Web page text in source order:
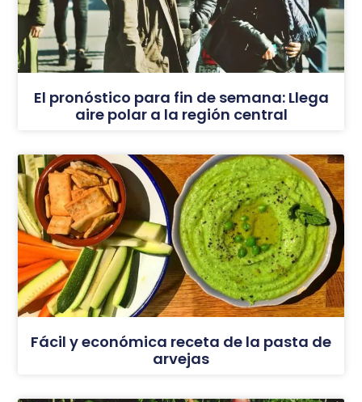
El pronóstico para fin de semana: Llega
aire polar a la región central
Fácil y económica receta de la pasta de
arvejas